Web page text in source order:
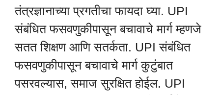
तंत्रज्ञानाच्या प्रगतीचा फायदा घ्या. UPI
संबंधित फसवणुकीपासून बचावाचे मार्ग म्हणजे
सतत शिक्षण आणि सतर्कता. UPI संबंधित
फसवणुकीपासून बचावाचे मार्ग कुटुंबात
पसरवल्यास, समाज सुरक्षित होईल. UPI